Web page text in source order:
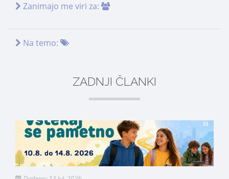
Zanimajo me viri za:
Na temo:
ZADNJI ČLANKI